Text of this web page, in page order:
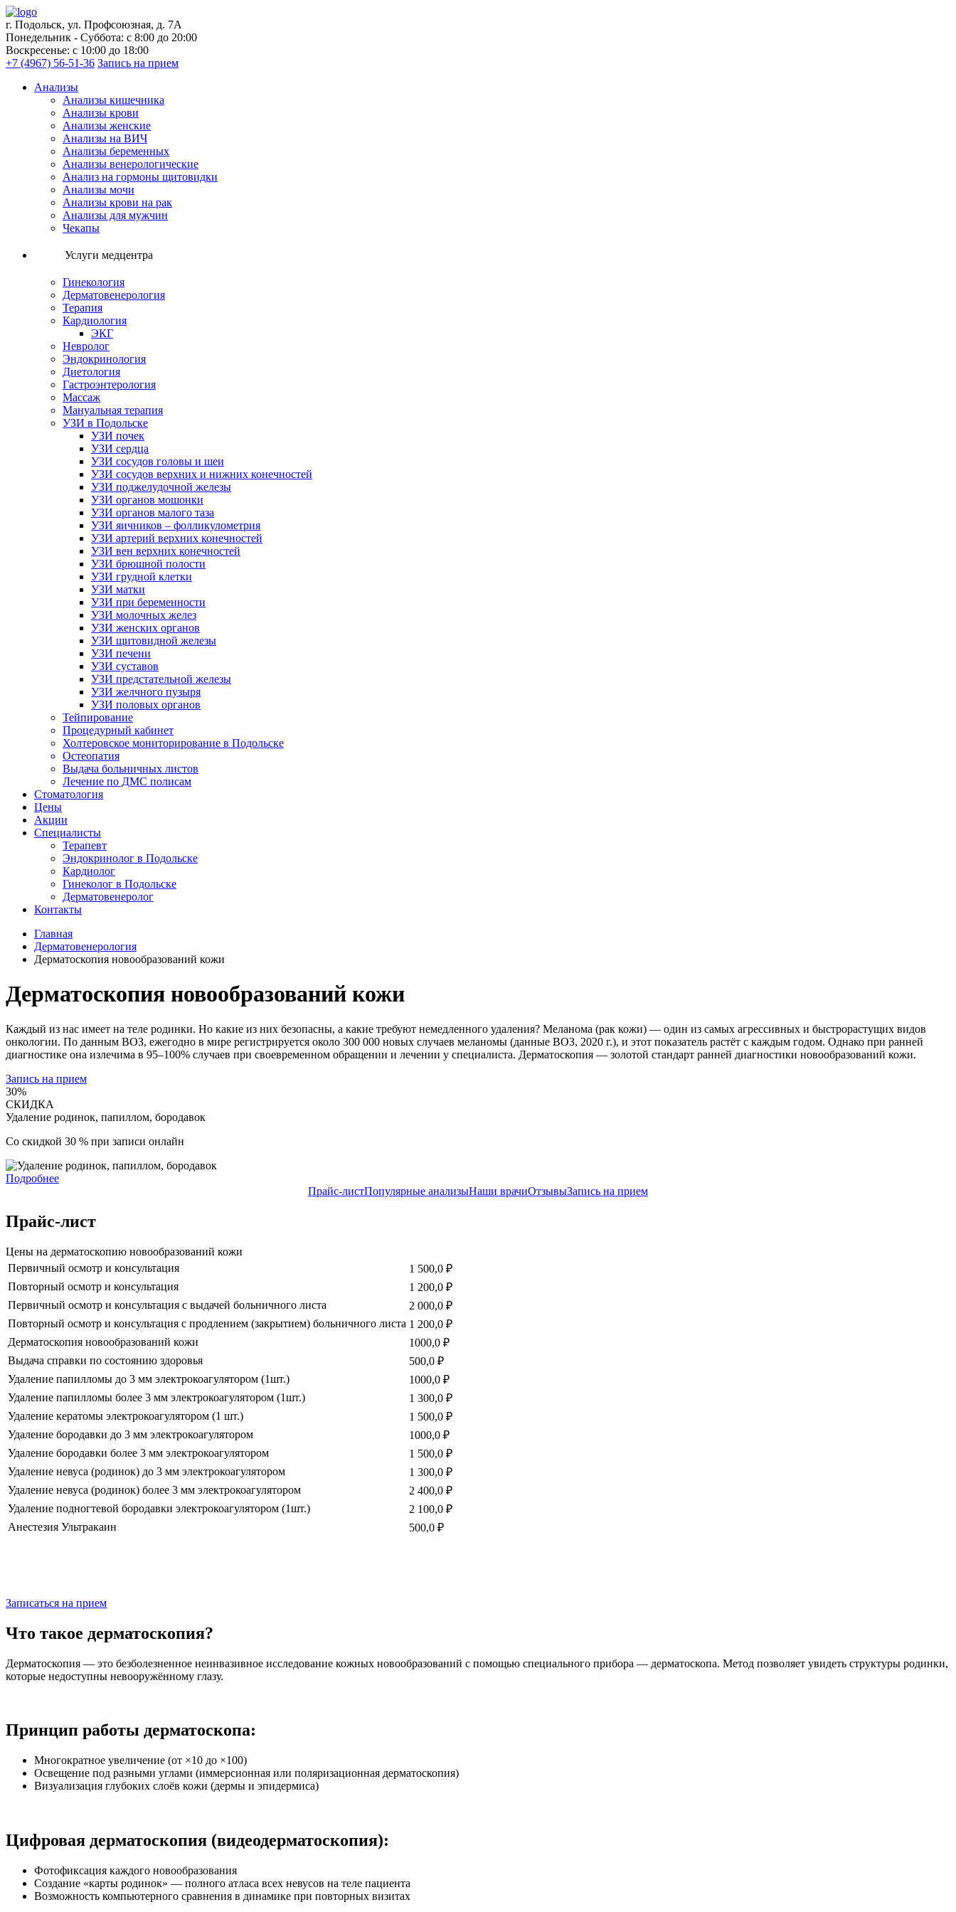
г. Подольск, ул. Профсоюзная, д. 7А
Понедельник - Суббота: с 8:00 до 20:00
Воскресенье: с 10:00 до 18:00
+7 (4967) 56-51-36 Запись на прием
Анализы
Анализы кишечника
Анализы крови
Анализы женские
Анализы на ВИЧ
Анализы беременных
Анализы венерологические
Анализ на гормоны щитовидки
Анализы мочи
Анализы крови на рак
Анализы для мужчин
Чекапы
Услуги медцентра
Гинекология
Дерматовенерология
Терапия
Кардиология
ЭКГ
Невролог
Эндокринология
Диетология
Гастроэнтерология
Массаж
Мануальная терапия
УЗИ в Подольске
УЗИ почек
УЗИ сердца
УЗИ сосудов головы и шеи
УЗИ сосудов верхних и нижних конечностей
УЗИ поджелудочной железы
УЗИ органов мошонки
УЗИ органов малого таза
УЗИ яичников – фолликулометрия
УЗИ артерий верхних конечностей
УЗИ вен верхних конечностей
УЗИ брюшной полости
УЗИ грудной клетки
УЗИ матки
УЗИ при беременности
УЗИ молочных желез
УЗИ женских органов
УЗИ щитовидной железы
УЗИ печени
УЗИ суставов
УЗИ предстательной железы
УЗИ желчного пузыря
УЗИ половых органов
Тейпирование
Процедурный кабинет
Холтеровское мониторирование в Подольске
Остеопатия
Выдача больничных листов
Лечение по ДМС полисам
Стоматология
Цены
Акции
Специалисты
Терапевт
Эндокринолог в Подольске
Кардиолог
Гинеколог в Подольске
Дерматовенеролог
Контакты
Главная
Дерматовенерология
Дерматоскопия новообразований кожи
Дерматоскопия новообразований кожи
Каждый из нас имеет на теле родинки. Но какие из них безопасны, а какие требуют немедленного удаления? Меланома (рак кожи) — один из самых агрессивных и быстрорастущих видов
онкологии. По данным ВОЗ, ежегодно в мире регистрируется около 300 000 новых случаев меланомы (данные ВОЗ, 2020 г.), и этот показатель растёт с каждым годом. Однако при ранней
диагностике она излечима в 95–100% случаев при своевременном обращении и лечении у специалиста. Дерматоскопия — золотой стандарт ранней диагностики новообразований кожи.
Запись на прием
30%
СКИДКА
Удаление родинок, папиллом, бородавок
Со скидкой 30 % при записи онлайн
Подробнее
Прайс-листПопулярные анализыНаши врачиОтзывыЗапись на прием
Прайс-лист
Цены на дерматоскопию новообразований кожи
Первичный осмотр и консультация
1 500,0 ₽
Повторный осмотр и консультация
1 200,0 ₽
Первичный осмотр и консультация с выдачей больничного листа
2 000,0 ₽
Повторный осмотр и консультация с продлением (закрытием) больничного листа 1 200,0 ₽
Дерматоскопия новообразований кожи
1000,0 ₽
Выдача справки по состоянию здоровья
500,0 ₽
Удаление папилломы до 3 мм электрокоагулятором (1шт.)
1000,0 ₽
Удаление папилломы более 3 мм электрокоагулятором (1шт.)
1 300,0 ₽
Удаление кератомы электрокоагулятором (1 шт.)
1 500,0 ₽
Удаление бородавки до 3 мм электрокоагулятором
1000,0 ₽
Удаление бородавки более 3 мм электрокоагулятором
1 500,0 ₽
Удаление невуса (родинок) до 3 мм электрокоагулятором
1 300,0 ₽
Удаление невуса (родинок) более 3 мм электрокоагулятором
2 400,0 ₽
Удаление подногтевой бородавки электрокоагулятором (1шт.)
2 100,0 ₽
Анестезия Ультракаин
500,0 ₽
Записаться на прием
Что такое дерматоскопия?
Дерматоскопия — это безболезненное неинвазивное исследование кожных новообразований с помощью специального прибора — дерматоскопа. Метод позволяет увидеть структуры родинки,
которые недоступны невооружённому глазу.
Принцип работы дерматоскопа:
Многократное увеличение (от ×10 до ×100)
Освещение под разными углами (иммерсионная или поляризационная дерматоскопия)
Визуализация глубоких слоёв кожи (дермы и эпидермиса)
Цифровая дерматоскопия (видеодерматоскопия):
Фотофиксация каждого новообразования
Создание «карты родинок» — полного атласа всех невусов на теле пациента
Возможность компьютерного сравнения в динамике при повторных визитах